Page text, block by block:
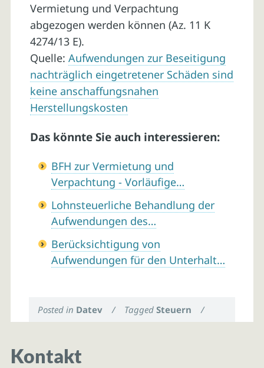
Vermietung und Verpachtung
abgezogen werden können (Az. 11 K
4274/13 E).
Quelle: Aufwendungen zur Beseitigung
nachträglich eingetretener Schäden sind
keine anschaffungsnahen
Herstellungskosten
Das könnte Sie auch interessieren:
BFH zur Vermietung und
Verpachtung - Vorläufige…
Lohnsteuerliche Behandlung der
Aufwendungen des…
Berücksichtigung von
Aufwendungen für den Unterhalt…
Posted in Datev / TaggedSteuern /
Kontakt